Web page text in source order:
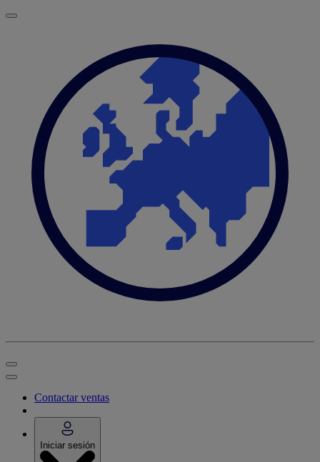
Contactar ventas
Iniciar sesión